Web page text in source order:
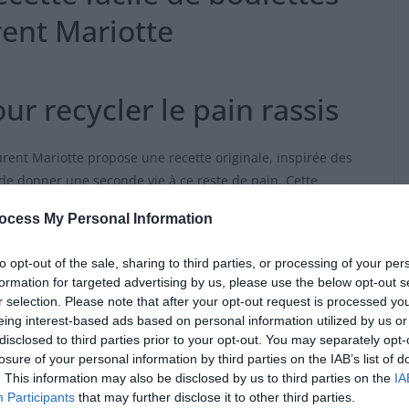
My Personal Information
opt-out of the sale, sharing to third parties, or processing of your
for targeted advertising by us, please use the below opt-out
selection. Please note that after your opt-out request is processed
interest-based ads based on personal information utilized by us
to third parties prior to your opt-out. You may separately
of your personal information by third parties on the IAB’s list of
This information may also be disclosed by us to third parties on the
Participants that may further disclose it to other third parties.
Mariotte
recycler le pain rassis
Mariotte propose une recette originale, inspirée des
donner une seconde vie à ce reste de pain. Cette
rustiques et économiques, faciles à réaliser.
deux feuilles de laurier et trois clous de girofle
250 g de pain de campagne (sans la croûte) en gros cubes
filtré sur le pain et laissez-le s’imbiber.
une casserole avec 30 g de beurre, pendant une
Ajoutez-les au pain réhydraté, puis incorporez des herbes
et de la ciboulette. Malaxez le tout à la main, puis